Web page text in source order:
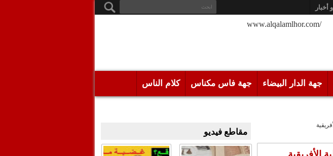
/www.alqalamlhor.com
جهة الدار البيضاء جهة فاس مكناس كلام الناس
مقاطع فيديو